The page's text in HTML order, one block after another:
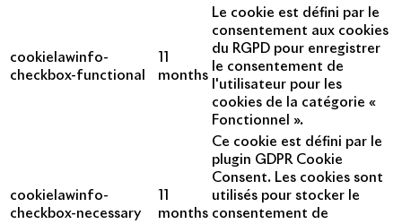
cookielawinfo-
checkbox-functional
months
Le cookie est défini par le
consentement aux cookies
du RGPD pour enregistrer
le consentement de
l'utilisateur pour les
cookies de la catégorie «
Fonctionnel ».
cookielawinfo-
checkbox-necessary
months
Ce cookie est défini par le
plugin GDPR Cookie
Consent. Les cookies sont
utilisés pour stocker le
consentement de